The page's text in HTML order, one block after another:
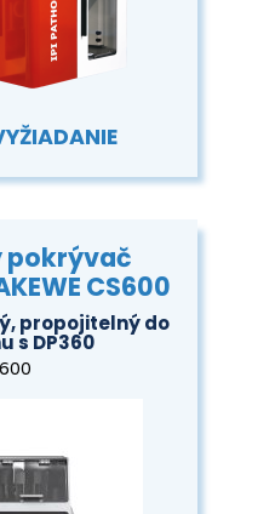
pokrývač
CS600
propojitelný do
s DP360